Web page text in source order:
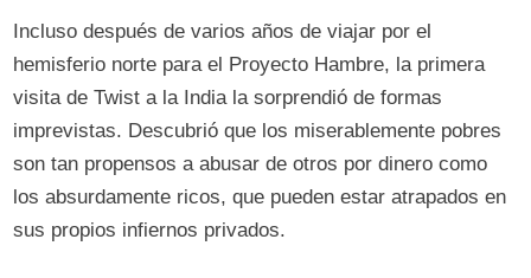
Incluso después de varios años de viajar por el
hemisferio norte para el Proyecto Hambre, la primera
visita de Twist a la India la sorprendió de formas
imprevistas. Descubrió que los miserablemente pobres
son tan propensos a abusar de otros por dinero como
los absurdamente ricos, que pueden estar atrapados en
sus propios infiernos privados.